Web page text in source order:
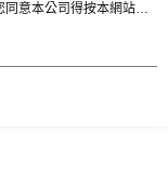
意本公司得按本網站使